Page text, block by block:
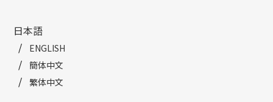
日本語
ENGLISH
簡体中文
繁体中文